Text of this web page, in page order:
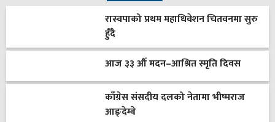
रास्वपाको प्रथम महाधिवेशन चितवनमा सुरु
हुँदै
आज ३३ औँ मदन–आश्रित स्मृति दिवस
काँग्रेस संसदीय दलको नेतामा भीष्मराज
आङ्देम्बे